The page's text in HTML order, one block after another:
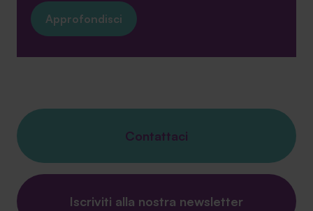
Approfondisci
Contattaci
Iscriviti alla nostra newsletter